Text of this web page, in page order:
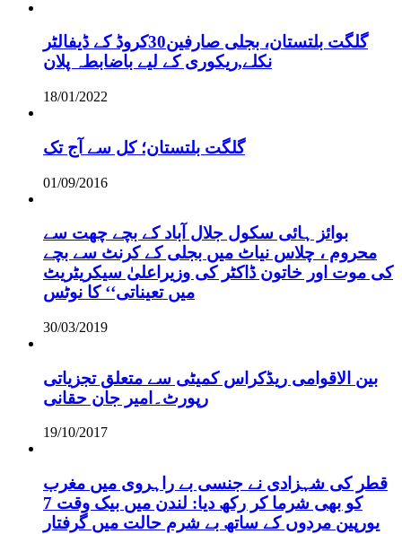
گلگت بلتستان، بجلی صارفین30کروڈ کے ڈیفالٹر
نکلے,ریکوری کے لیے باضابطہ پلان
18/01/2022
گلگت بلتستان؛ کل سے آج تک
01/09/2016
بوائز ہائی سکول جلال آباد کے بچے چھت سے
محروم ، چلاس نیاٹ میں بجلی کے کرنٹ سے بچے
کی موت اور خاتون ڈاکٹر کی وزیراعلیٰ سیکریٹریٹ
میں تعیناتی‘‘ کا نوٹس
30/03/2019
بین الاقوامی ریڈکراس کمیٹی سے متعلق تجزیاتی
رپورٹ۔امیر جان حقانی
19/10/2017
قطر کی شہزادی نے جنسی بے راہروی میں مغرب
کو بھی شرما کر رکھ دیا: لندن میں بیک وقت 7
یورپین مردوں کے ساتھ بے شرم حالت میں گرفتار